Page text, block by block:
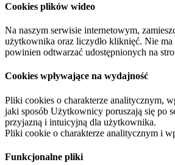
Cookies plików wideo
Na naszym serwisie internetowym,
użytkownika oraz liczydło kliknięć. Nie
powinien odtwarzać udostępnionych na
Cookies wpływające na wydajność
Pliki cookies o charakterze analitycznym,
jaki sposób Użytkownicy poruszają się po
przyjazną i intuicyjną dla użytkownika.
Pliki cookie o charakterze analitycznym i
Funkcjonalne pliki